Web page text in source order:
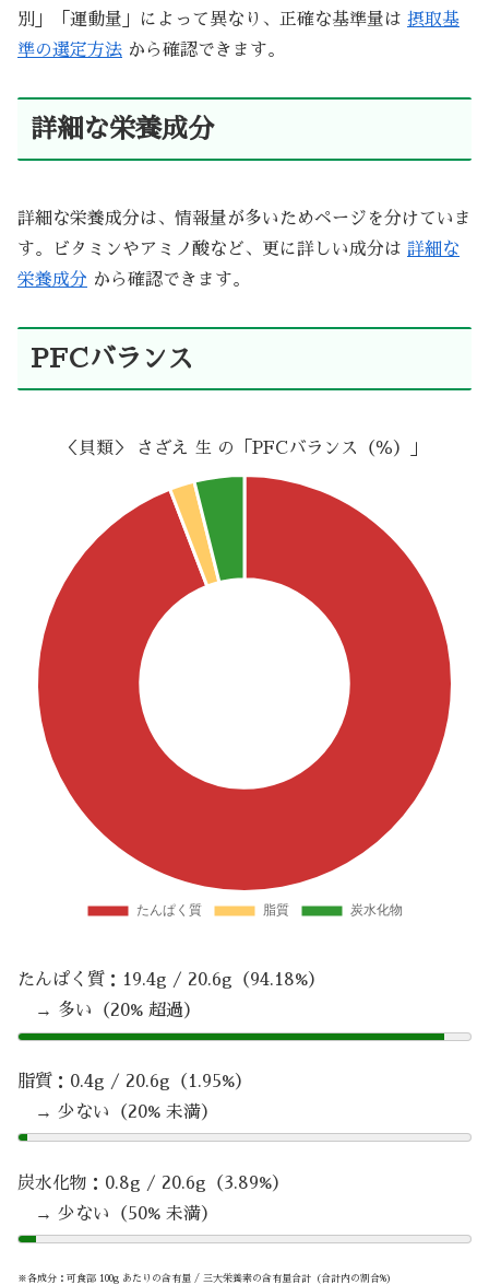
別」「運動量」によって異なり、正確な基準量は 摂取基
準の選定方法 から確認できます。
詳細な栄養成分
詳細な栄養成分は、情報量が多いためページを分けていま
す。ビタミンやアミノ酸など、更に詳しい成分は 詳細な
栄養成分 から確認できます。
PFCバランス
＜貝類＞ さざえ 生 の「PFCバランス（％）」
たんぱく質：19.4g / 20.6g（94.18%）
→ 多い（20% 超過）
脂質：0.4g / 20.6g（1.95%）
→ 少ない（20% 未満）
炭水化物：0.8g / 20.6g（3.89%）
→ 少ない（50% 未満）
※各成分：可食部 100g あたりの含有量 / 三大栄養素の含有量合計（合計内の割合%）